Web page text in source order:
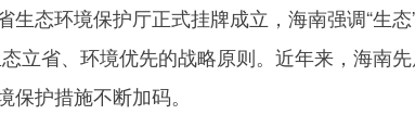
态环境保护厅正式挂牌成立，海南强调“生态
立省、环境优先的战略原则。近年来，海南
保护措施不断加码。